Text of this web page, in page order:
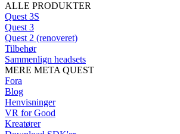
ALLE PRODUKTER
Quest 3S
Quest 3
Quest 2 (renoveret)
Tilbehør
Sammenlign headsets
MERE META QUEST
Fora
Blog
Henvisninger
VR for Good
Kreatører